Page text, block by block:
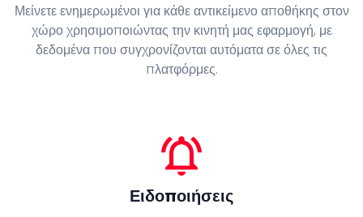
Μείνετε ενημερωμένοι για κάθε αντικείμενο αποθήκης στον
χώρο χρησιμοποιώντας την κινητή μας εφαρμογή, με
δεδομένα που συγχρονίζονται αυτόματα σε όλες τις
πλατφόρμες.
notifications_active
Ειδοποιήσεις